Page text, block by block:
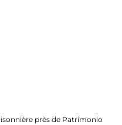
près de Patrimonio